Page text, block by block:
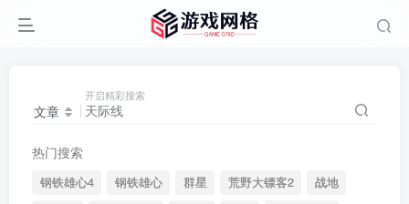
文章
开启精彩搜索
热门搜索
钢铁雄心4 钢铁雄心 群星 荒野大镖客2
战地